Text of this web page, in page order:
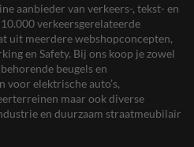
aanbieder van verkeers-, tekst- en
verkeersgerelateerde
uit meerdere webshopconcepten,
en Safety. Bij ons koop je zowel
beugels en
voor elektrische auto’s,
maar ook diverse
en duurzaam straatmeubilair